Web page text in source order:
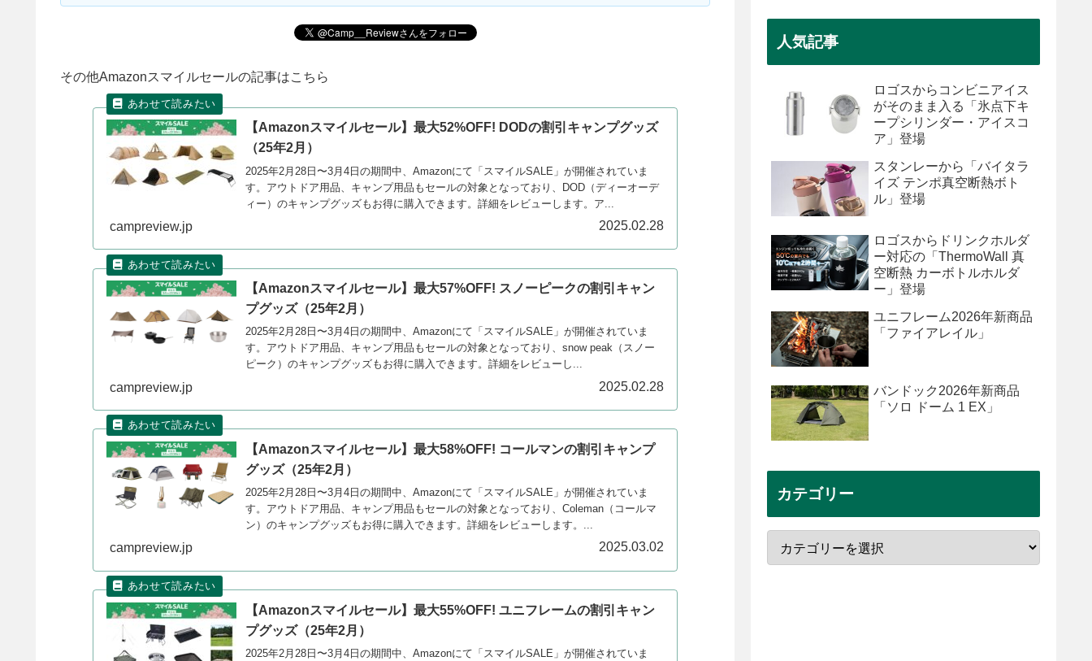
その他Amazonスマイルセールの記事はこちら
【Amazonスマイルセール】最大52%OFF! DODの割引キャンプグッズ
（25年2月）
2025年2月28日〜3月4日の期間中、Amazonにて「スマイルSALE」が開催されていま
す。アウトドア用品、キャンプ用品もセールの対象となっており、DOD（ディーオーデ
ィー）のキャンプグッズもお得に購入できます。詳細をレビューします。ア...
campreview.jp 2025.02.28
【Amazonスマイルセール】最大57%OFF! スノーピークの割引キャン
プグッズ（25年2月）
2025年2月28日〜3月4日の期間中、Amazonにて「スマイルSALE」が開催されていま
す。アウトドア用品、キャンプ用品もセールの対象となっており、snow peak（スノー
ピーク）のキャンプグッズもお得に購入できます。詳細をレビューし...
campreview.jp 2025.02.28
【Amazonスマイルセール】最大58%OFF! コールマンの割引キャンプ
グッズ（25年2月）
2025年2月28日〜3月4日の期間中、Amazonにて「スマイルSALE」が開催されていま
す。アウトドア用品、キャンプ用品もセールの対象となっており、Coleman（コールマ
ン）のキャンプグッズもお得に購入できます。詳細をレビューします。...
campreview.jp 2025.03.02
【Amazonスマイルセール】最大55%OFF! ユニフレームの割引キャン
プグッズ（25年2月）
2025年2月28日〜3月4日の期間中、Amazonにて「スマイルSALE」が開催されていま
人気記事
ロゴスからコンビニアイス
がそのまま入る「氷点下キ
ープシリンダー・アイスコ
ア」登場
スタンレーから「バイタラ
イズ テンポ真空断熱ボト
ル」登場
ロゴスからドリンクホルダ
ー対応の「ThermoWall 真
空断熱 カーボトルホルダ
ー」登場
ユニフレーム2026年新商品
「ファイアレイル」
バンドック2026年新商品
「ソロ ドーム 1 EX」
カテゴリー